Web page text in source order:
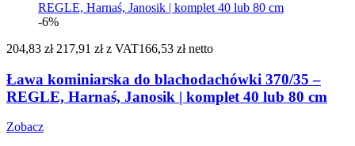
-6%
204,83 zł 217,91 zł z VAT166,53 zł netto
Ława kominiarska do blachodachówki 370/35 –
REGLE, Harnaś, Janosik | komplet 40 lub 80 cm
Zobacz